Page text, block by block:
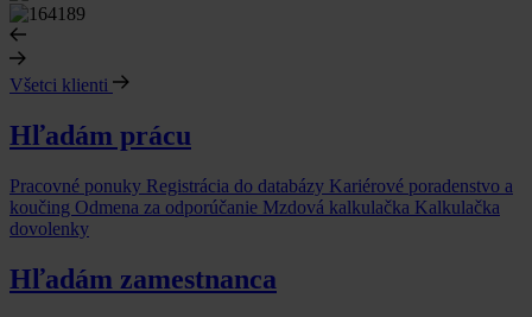
Všetci klienti
Hľadám prácu
Pracovné ponuky Registrácia do databázy Kariérové poradenstvo a
koučing Odmena za odporúčanie Mzdová kalkulačka Kalkulačka
dovolenky
Hľadám zamestnanca